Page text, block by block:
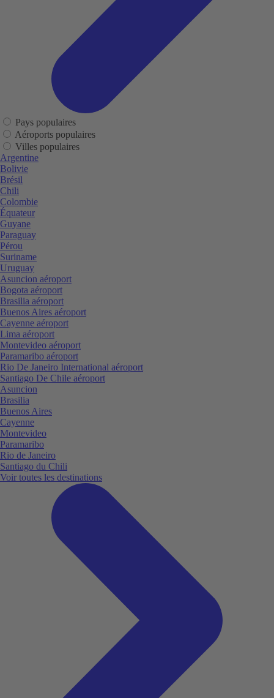
Pays populaires
Aéroports populaires
Villes populaires
Argentine
Bolivie
Brésil
Chili
Colombie
Équateur
Guyane
Paraguay
Pérou
Suriname
Uruguay
Asuncion aéroport
Bogota aéroport
Brasilia aéroport
Buenos Aires aéroport
Cayenne aéroport
Lima aéroport
Montevideo aéroport
Paramaribo aéroport
Rio De Janeiro International aéroport
Santiago De Chile aéroport
Asuncion
Brasilia
Buenos Aires
Cayenne
Montevideo
Paramaribo
Rio de Janeiro
Santiago du Chili
Voir toutes les destinations